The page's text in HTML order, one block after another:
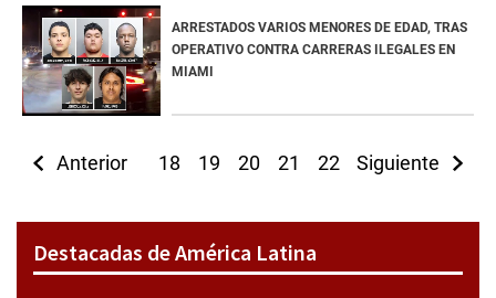
ARRESTADOS VARIOS MENORES DE EDAD, TRAS
OPERATIVO CONTRA CARRERAS ILEGALES EN
MIAMI
Anterior 18 19 20 21 22 23 24 25
Siguiente
Destacadas de América Latina